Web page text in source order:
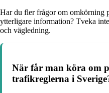
Har du fler frågor om omkörning
ytterligare information? Tveka
och vägledning.
När får man köra om
trafikreglerna i